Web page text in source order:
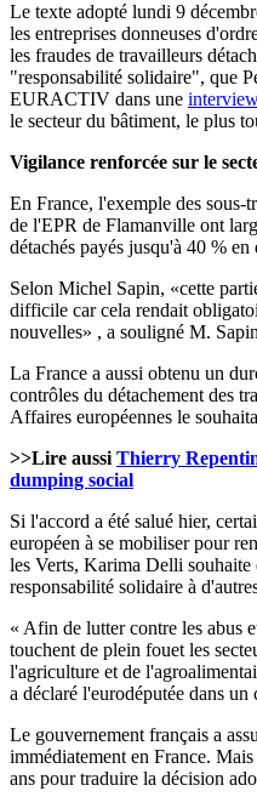
Le texte adopté lundi 9
les entreprises donneuses
les fraudes de travailleurs
"responsabilité solidaire", que
EURACTIV dans une interview
le secteur du bâtiment, le plus
Vigilance renforcée sur le
En France, l'exemple des sous-
de l'EPR de Flamanville ont
détachés payés jusqu'à 40 %
Selon Michel Sapin, «cette
difficile car cela rendait
nouvelles» , a souligné M.
La France a aussi obtenu un
contrôles du détachement des
Affaires européennes le
>>Lire aussi Thierry
dumping social
Si l'accord a été salué hier,
européen à se mobiliser pour
les Verts, Karima Delli souhaite
responsabilité solidaire à
« Afin de lutter contre les abus
touchent de plein fouet les
l'agriculture et de
a déclaré l'eurodéputée dans un
Le gouvernement français a
immédiatement en France.
ans pour traduire la décision